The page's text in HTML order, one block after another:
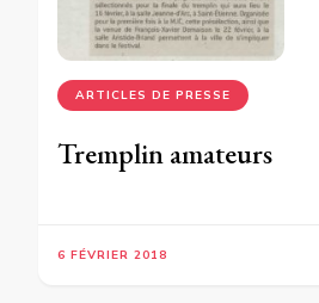
ARTICLES DE PRESSE
Tremplin amateurs
6 FÉVRIER 2018